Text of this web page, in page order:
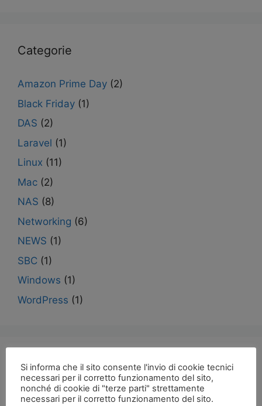
Categorie
Amazon Prime Day (2)
Black Friday (1)
DAS (2)
Laravel (1)
Linux (11)
Mac (2)
NAS (8)
Networking (6)
NEWS (1)
SBC (1)
Windows (1)
WordPress (1)
Articoli recenti
RECENSIONE YouYeetoo K1: single board
Si informa che il sito consente l'invio di cookie tecnici
necessari per il corretto funzionamento del sito,
nonché di cookie di "terze parti" strettamente
necessari per il corretto funzionamento del sito.